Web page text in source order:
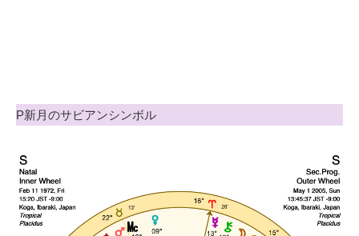
P新月のサビアンシンボル